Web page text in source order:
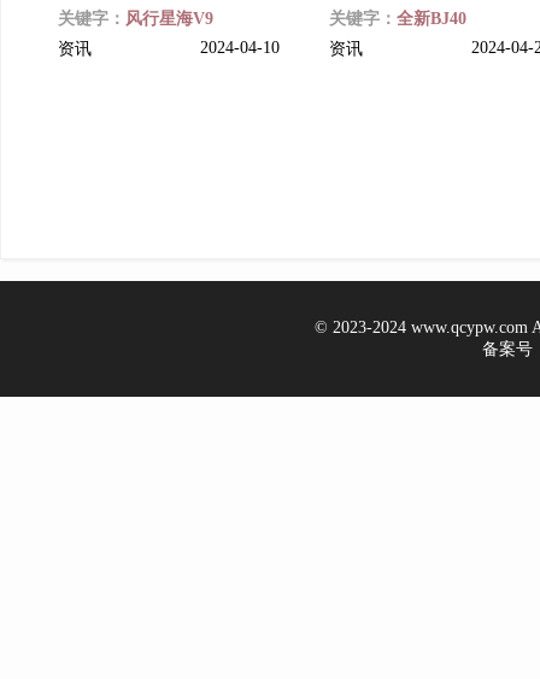
关键字： 风行星海V9
资讯
2024-04-10
关键字： 全新BJ40
资讯
2024-
© 2023-2024 www.qcypw.com
备案号